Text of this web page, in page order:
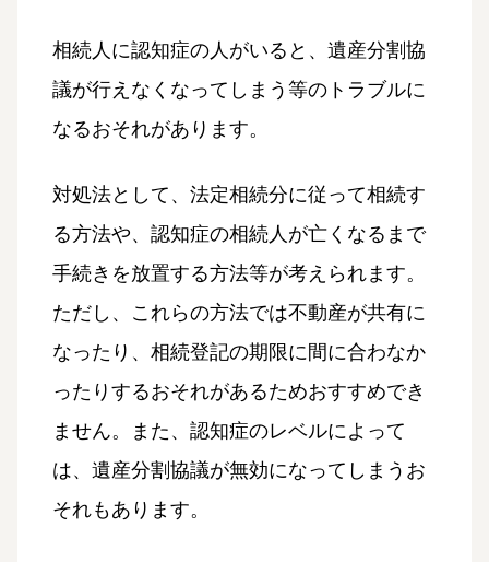
相続人に認知症の人がいると、遺産分割協
議が行えなくなってしまう等のトラブルに
なるおそれがあります。
対処法として、法定相続分に従って相続す
る方法や、認知症の相続人が亡くなるまで
手続きを放置する方法等が考えられます。
ただし、これらの方法では不動産が共有に
なったり、相続登記の期限に間に合わなか
ったりするおそれがあるためおすすめでき
ません。また、認知症のレベルによって
は、遺産分割協議が無効になってしまうお
それもあります。